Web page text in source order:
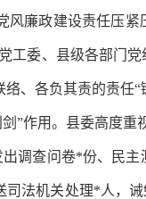
廉政建设责任压
工委、县级各部门
、各负其责的责任“
”作用。县委高度
调查问卷*份、民
法机关处理*人，